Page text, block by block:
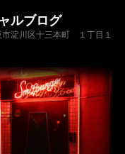
ルブログ
淀川区十三本町 １丁目１